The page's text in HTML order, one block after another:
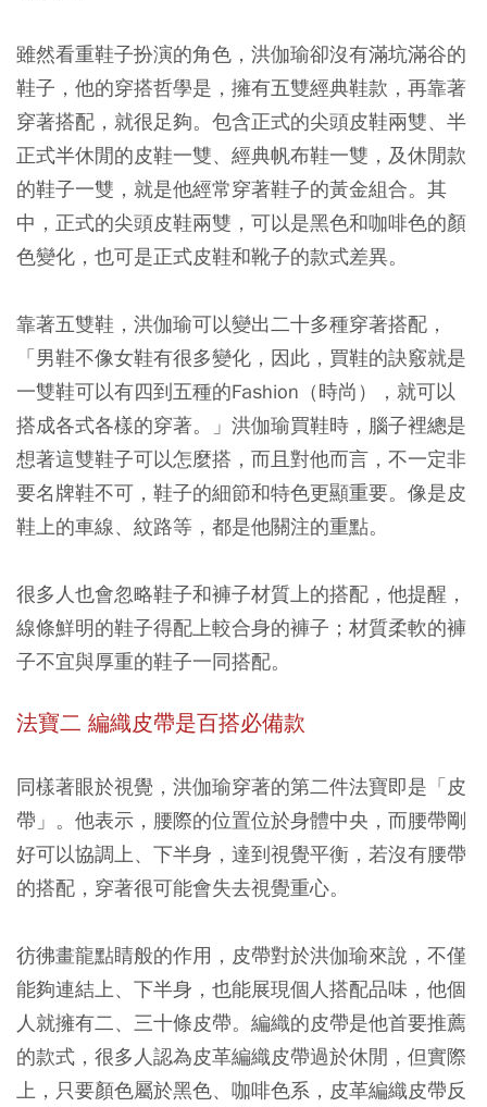
雖然看重鞋子扮演的角色，洪伽瑜卻沒有滿坑滿谷的
鞋子，他的穿搭哲學是，擁有五雙經典鞋款，再靠著
穿著搭配，就很足夠。包含正式的尖頭皮鞋兩雙、半
正式半休閒的皮鞋一雙、經典帆布鞋一雙，及休閒款
的鞋子一雙，就是他經常穿著鞋子的黃金組合。其
中，正式的尖頭皮鞋兩雙，可以是黑色和咖啡色的顏
色變化，也可是正式皮鞋和靴子的款式差異。
靠著五雙鞋，洪伽瑜可以變出二十多種穿著搭配，
「男鞋不像女鞋有很多變化，因此，買鞋的訣竅就是
一雙鞋可以有四到五種的Fashion（時尚），就可以
搭成各式各樣的穿著。」洪伽瑜買鞋時，腦子裡總是
想著這雙鞋子可以怎麼搭，而且對他而言，不一定非
要名牌鞋不可，鞋子的細節和特色更顯重要。像是皮
鞋上的車線、紋路等，都是他關注的重點。
很多人也會忽略鞋子和褲子材質上的搭配，他提醒，
線條鮮明的鞋子得配上較合身的褲子；材質柔軟的褲
子不宜與厚重的鞋子一同搭配。
法寶二 編織皮帶是百搭必備款
同樣著眼於視覺，洪伽瑜穿著的第二件法寶即是「皮
帶」。他表示，腰際的位置位於身體中央，而腰帶剛
好可以協調上、下半身，達到視覺平衡，若沒有腰帶
的搭配，穿著很可能會失去視覺重心。
彷彿畫龍點睛般的作用，皮帶對於洪伽瑜來說，不僅
能夠連結上、下半身，也能展現個人搭配品味，他個
人就擁有二、三十條皮帶。編織的皮帶是他首要推薦
的款式，很多人認為皮革編織皮帶過於休閒，但實際
上，只要顏色屬於黑色、咖啡色系，皮革編織皮帶反